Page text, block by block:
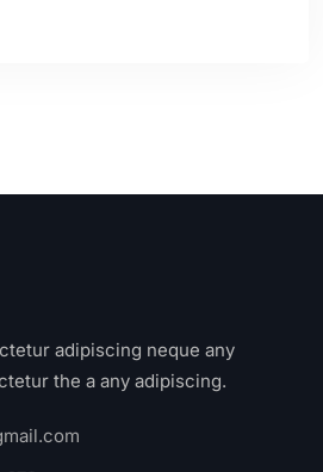
adipiscing neque any
the a any adipiscing.